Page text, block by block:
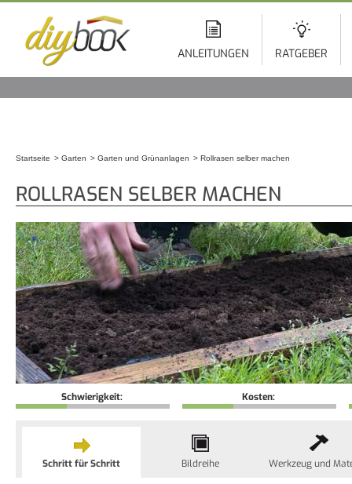
ANLEITUNGEN RATGEBER
Startseite Garten Garten und Grünanlagen Rollrasen selber machen
ROLLRASEN SELBER MACHEN
Schwierigkeit: Kosten:
Schritt für Schritt Bildreihe Werkzeug und